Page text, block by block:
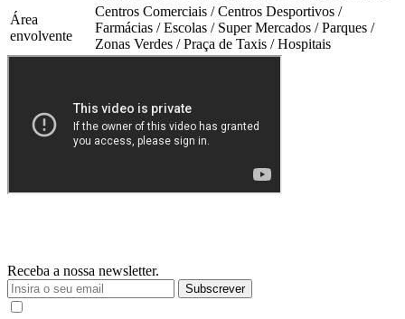
Área
envolvente
Centros Comerciais / Centros Desportivos /
Farmácias / Escolas / Super Mercados / Parques /
Zonas Verdes / Praça de Taxis / Hospitais
Receba a nossa newsletter.
Subscrever